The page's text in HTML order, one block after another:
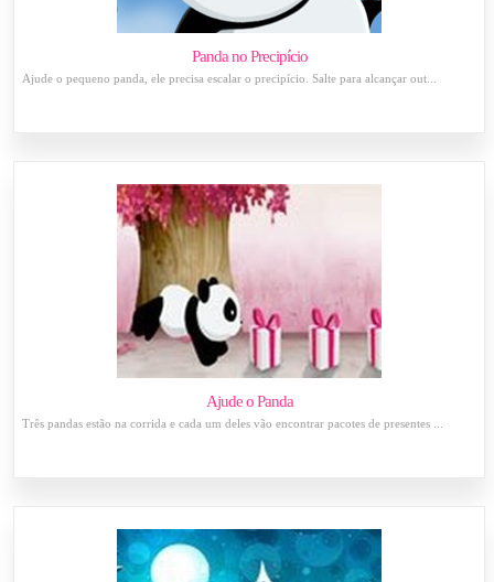
Panda no Precipício
Ajude o pequeno panda, ele precisa escalar o precipício. Salte para alcançar out...
Ajude o Panda
Três pandas estão na corrida e cada um deles vão encontrar pacotes de presentes ...